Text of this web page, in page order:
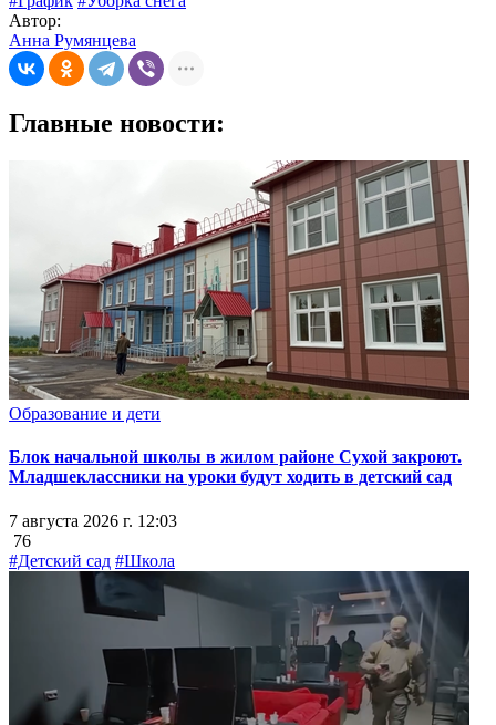
Автор:
Анна Румянцева
Главные новости:
Образование и дети
Блок начальной школы в жилом районе Сухой закроют.
Младшеклассники на уроки будут ходить в детский сад
7 августа 2026 г. 12:03
76
#Детский сад #Школа